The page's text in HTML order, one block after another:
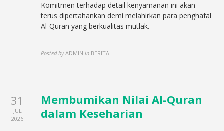
Komitmen terhadap detail kenyamanan ini akan
terus dipertahankan demi melahirkan para penghafal
Al-Quran yang berkualitas mutlak.
Posted by ADMIN in BERITA
31
JUL
2026
Membumikan Nilai Al-Quran
dalam Keseharian